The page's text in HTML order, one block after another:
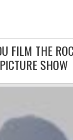
FILM THE
PICTURE SHOW